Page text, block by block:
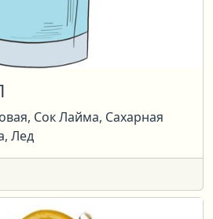
Сок Лайма, Сахарная
Лед